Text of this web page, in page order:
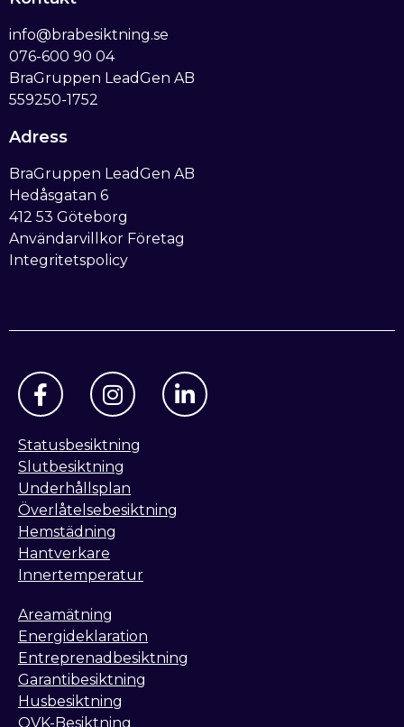
Adress
BraGruppen LeadGen AB
Hedåsgatan 6
412 53 Göteborg
Användarvillkor Företag
Integritetspolicy
info@brabesiktning.se
076-600 90 04
BraGruppen LeadGen AB
559250-1752
Areamätning
Energideklaration
Entreprenadbesiktning
Garantibesiktning
Husbesiktning
OVK-Besiktning
Statusbesiktning
Slutbesiktning
Underhållsplan
Överlåtelsebesiktning
Hemstädning
Hantverkare
Innertemperatur